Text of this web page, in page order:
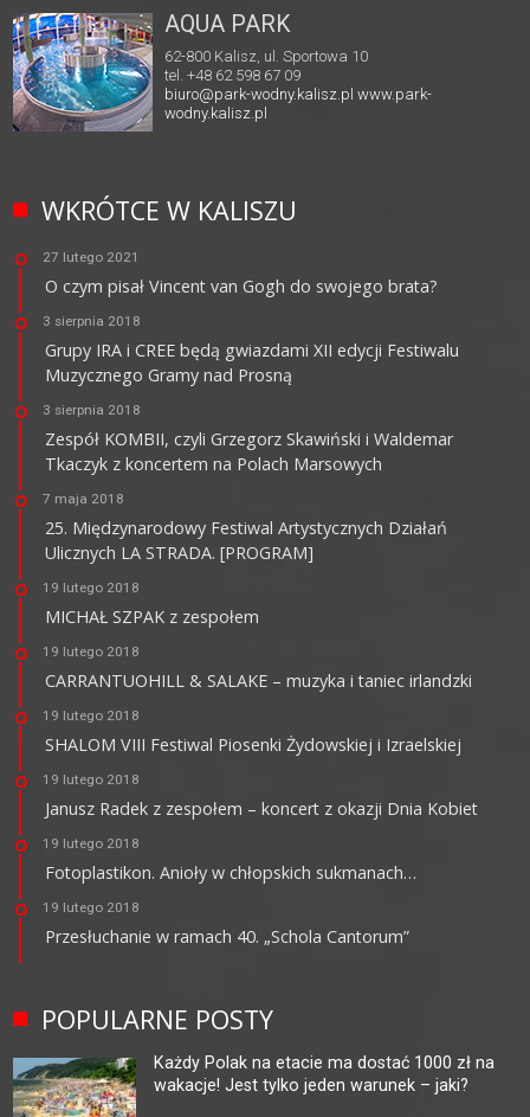
AQUA PARK
62-800 Kalisz, ul. Sportowa 10
tel. +48 62 598 67 09
biuro@park-wodny.kalisz.pl www.park-
wodny.kalisz.pl
WKRÓTCE W KALISZU
27 lutego 2021
O czym pisał Vincent van Gogh do swojego brata?
3 sierpnia 2018
Grupy IRA i CREE będą gwiazdami XII edycji Festiwalu
Muzycznego Gramy nad Prosną
3 sierpnia 2018
Zespół KOMBII, czyli Grzegorz Skawiński i Waldemar
Tkaczyk z koncertem na Polach Marsowych
7 maja 2018
25. Międzynarodowy Festiwal Artystycznych Działań
Ulicznych LA STRADA. [PROGRAM]
19 lutego 2018
MICHAŁ SZPAK z zespołem
19 lutego 2018
CARRANTUOHILL & SALAKE – muzyka i taniec irlandzki
19 lutego 2018
SHALOM VIII Festiwal Piosenki Żydowskiej i Izraelskiej
19 lutego 2018
Janusz Radek z zespołem – koncert z okazji Dnia Kobiet
19 lutego 2018
Fotoplastikon. Anioły w chłopskich sukmanach…
19 lutego 2018
Przesłuchanie w ramach 40. „Schola Cantorum”
POPULARNE POSTY
Każdy Polak na etacie ma dostać 1000 zł na
wakacje! Jest tylko jeden warunek – jaki?